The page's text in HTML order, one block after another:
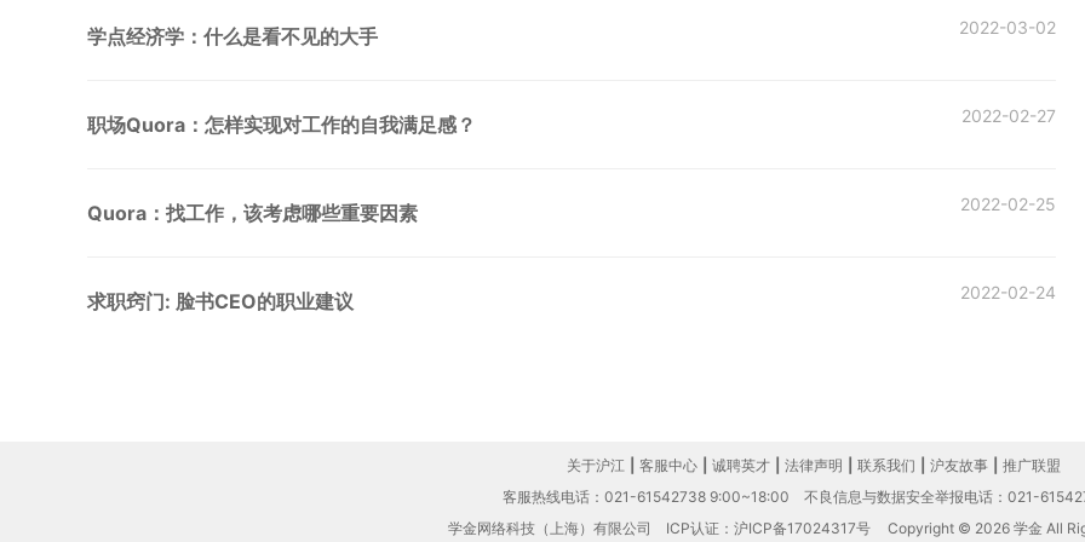
学点经济学：什么是看不见的大手 2022-03-02
职场Quora：怎样实现对工作的自我满足感？ 2022-02-27
Quora：找工作，该考虑哪些重要因素 2022-02-25
求职窍门: 脸书CEO的职业建议 2022-02-24
关于沪江 客服中心 诚聘英才 法律声明 联系我们 沪友故事
推广联盟
客服热线电话：021-61542738 9:00~18:00
不良信息与数据安全举报电话：021-
学金网络科技（上海）有限公司 ICP认证：沪ICP备17024317号 Copyright © 2026 学金 All